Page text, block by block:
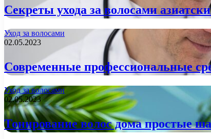
Секреты ухода за волосами
Уход за волосами
02.05.2023
Современные профессиональные
Уход за волосами
02.05.2023
Тонирование волос дома простые